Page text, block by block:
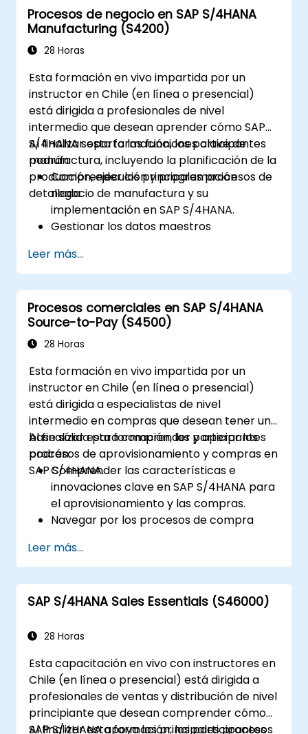
Procesos de negocio en SAP S/4HANA
Manufacturing (S4200)
28 Horas
Esta formación en vivo impartida por un
instructor en Chile (en línea o presencial)
está dirigida a profesionales de nivel
intermedio que desean aprender cómo SAP
S/4HANA soporta las funciones clave de
manufactura, incluyendo la planificación de la
producción, ejecución y programación
detallada.
Al finalizar esta formación, los participantes
podrán:
Comprender los principales procesos de
negocio de manufactura y su
implementación en SAP S/4HANA.
Gestionar los datos maestros
listas de materiales (BOM), centros de
trabajo y versiones de producción.
Ejecutar la planificación de la producción,
el cálculo de necesidades de materiales y
la planificación de capacidades en SAP
S/4HANA.
producción, incluyendo gestión de calidad
y control del taller.
Analizar datos de producción y generar
informes para la toma de decisiones
utilizando las herramientas de SAP
S/4HANA.
Leer más...
Procesos comerciales en SAP S/4HANA
Source-to-Pay (S4500)
28 Horas
Esta formación en vivo impartida por un
instructor en Chile (en línea o presencial)
está dirigida a especialistas de nivel
intermedio en compras que desean tener una
base sólida para comprender y operar los
procesos de aprovisionamiento y compras en
SAP S/4HANA.
Al finalizar esta formación, los participantes
podrán:
Comprender las características e
innovaciones clave en SAP S/4HANA para
el aprovisionamiento y las compras.
Navegar por los procesos de compra
gestión de existencias y el consumo.
Gestionar la información maestra
relacionada con las compras, incluidos los
registros maestros de materiales y
Ejecutar procesos de compra como
de compra y recepciones de mercancías.
Analizar datos de compras utilizando
aplicaciones SAP Fiori e indicadores clave
de rendimiento (KPI) relacionados con las
Leer más...
SAP S/4HANA Sales Essentials (S46000)
28 Horas
Esta capacitación en vivo con instructores en
Chile (en línea o presencial) está dirigida a
profesionales de ventas y distribución de nivel
principiante que desean comprender cómo
SAP S/4HANA apoya los principales procesos
Al finalizar esta formación, los participantes